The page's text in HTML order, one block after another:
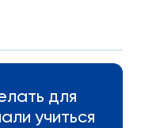
для
учиться